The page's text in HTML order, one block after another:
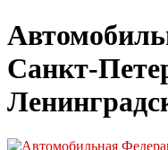
Санкт-